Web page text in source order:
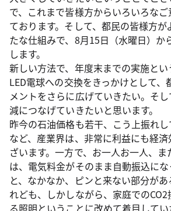
で、これまで皆様方からいろいろな
ております。そして、都民の皆様方
たな仕組みで、8月15日（水曜日）か
します。
新しい方法で、年度末までの実施とい
LED電球への交換をきっかけとして、
メントをさらに広げていきたい。そ
減につなげていきたいと思います。
昨今の石油価格も若干、こう上振れ
など、産業界は、非常に利益にも経
ざいます。一方で、お一人お一人、
は、電気料金がそのまま自動振込に
と、なかなか、ピンと来ない部分が
れども、しかしながら、家庭での
る照明ということに改めて着目してい